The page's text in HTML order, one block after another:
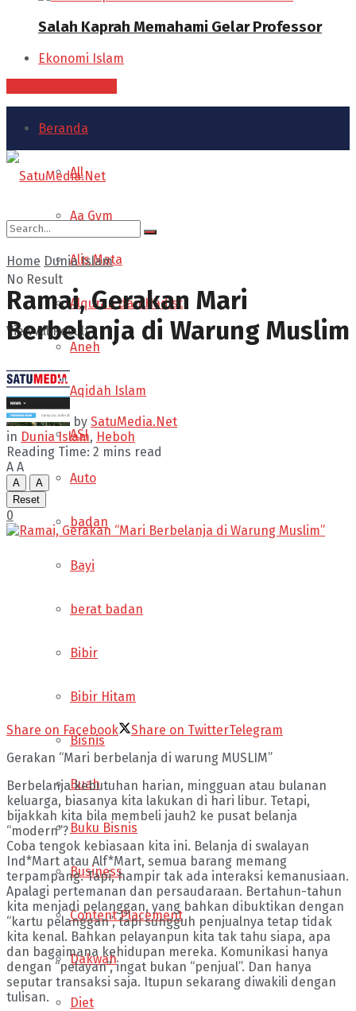
Salah Kaprah Memahami Gelar Professor
Ekonomi Islam
Beranda
All
Aa Gym
Alis Mata
Alquran dan Hadist
Aneh
Aqidah Islam
ASI
Auto
badan
Bayi
berat badan
Bibir
Bibir Hitam
Bisnis
Buah
Buku Bisnis
Business
Content Placement
Dakwah
Diet
No Result
View All Result
Home Dunia Islam
Ramai, Gerakan Mari
Berbelanja di Warung Muslim
by SatuMedia.Net
in Dunia Islam, Heboh
Reading Time: 2 mins read
A A
A
A
Reset
0
Share on Facebook Share on TwitterTelegram
Gerakan “Mari berbelanja di warung MUSLIM”
Berbelanja kebutuhan harian, mingguan atau bulanan
keluarga, biasanya kita lakukan di hari libur. Tetapi,
bijakkah kita bila membeli jauh2 ke pusat belanja
“modern”?
Coba tengok kebiasaan kita ini. Belanja di swalayan
Ind*Mart atau Alf*Mart, semua barang memang
terpampang. Tapi, hampir tak ada interaksi kemanusiaan.
Apalagi pertemanan dan persaudaraan. Bertahun-tahun
kita menjadi pelanggan, yang bahkan dibuktikan dengan
“kartu pelanggan”, tapi sungguh penjualnya tetap tidak
kita kenal. Bahkan pelayanpun kita tak tahu siapa, apa
dan bagaimana kehidupan mereka. Komunikasi hanya
dengan “pelayan”, ingat bukan “penjual”. Dan hanya
seputar transaksi saja. Itupun sekarang diwakili dengan
tulisan.